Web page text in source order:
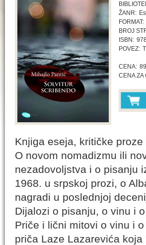
ŽANR:
FORMAT:
BROJ
ISBN:
POVEZ:
CENA:
CENA ZA
Knjiga eseja, kritičke
O novom nomadizmu ili
nezadovoljstva i o pisanju
1968. u srpskoj prozi, o
nagradi u poslednjoj
Dijalozi o pisanju, o vinu i
Priče i lični mitovi o vinu i
priča Laze Lazarevića